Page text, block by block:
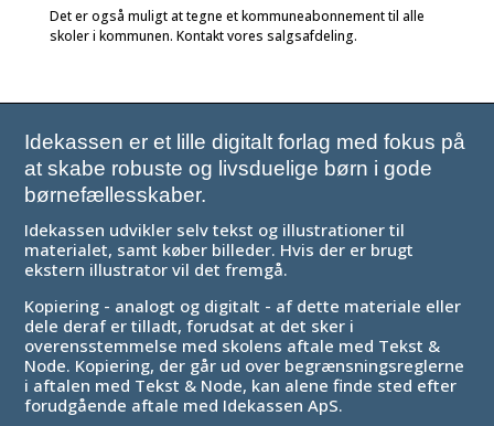
Det er også muligt at tegne et kommuneabonnement til alle
skoler i kommunen. Kontakt vores salgsafdeling.
Idekassen er et lille digitalt forlag med fokus på
at skabe robuste og livsduelige børn i gode
børnefællesskaber.
Idekassen udvikler selv tekst og illustrationer til
materialet, samt køber billeder. Hvis der er brugt
ekstern illustrator vil det fremgå.
Kopiering - analogt og digitalt - af dette materiale eller
dele deraf er tilladt, forudsat at det sker i
overensstemmelse med skolens aftale med Tekst &
Node. Kopiering, der går ud over begrænsningsreglerne
i aftalen med Tekst & Node, kan alene finde sted efter
forudgående aftale med Idekassen ApS.